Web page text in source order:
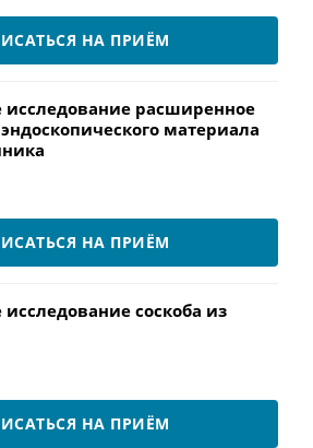
НА ПРИЁМ
исследование расширенное
материала
НА ПРИЁМ
соскоба из
НА ПРИЁМ